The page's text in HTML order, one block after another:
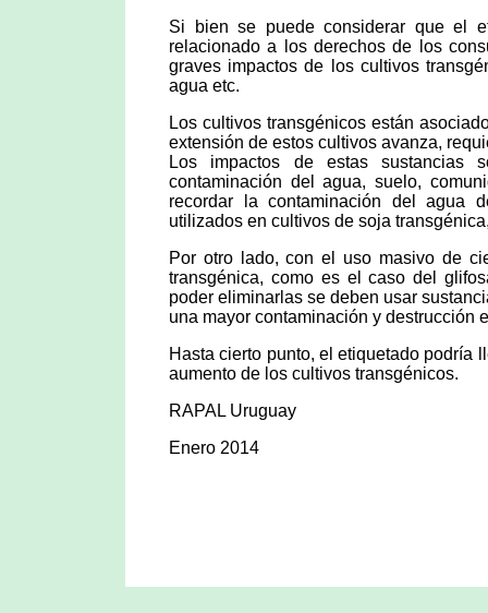
Si bien se puede considerar que el
relacionado a los derechos de los
graves impactos de los cultivos
agua etc.
Los cultivos transgénicos están
extensión de estos cultivos avanza,
Los impactos de estas sustancias
contaminación del agua, suelo,
recordar la contaminación del agua
utilizados en cultivos de soja
Por otro lado, con el uso masivo de
transgénica, como es el caso del
poder eliminarlas se deben usar
una mayor contaminación y destrucción
Hasta cierto punto, el etiquetado podría
aumento de los cultivos transgénicos.
RAPAL Uruguay
Enero 2014